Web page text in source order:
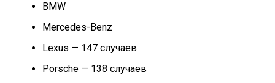
BMW
Mercedes-Benz
Lexus — 147 случаев
Porsche — 138 случаев